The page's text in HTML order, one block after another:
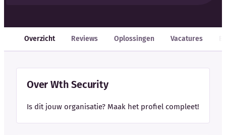
Overzicht Reviews Oplossingen Vacatures
Over Wth Security
Is dit jouw organisatie? Maak het profiel compleet!